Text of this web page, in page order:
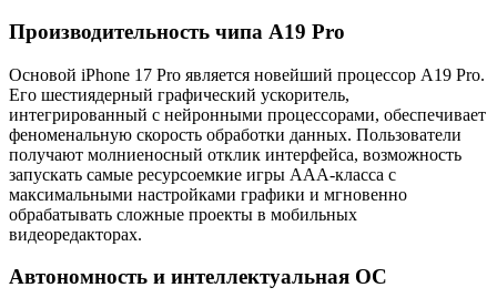
Производительность чипа A19 Pro
Основой iPhone 17 Pro является новейший процессор A19 Pro.
Его шестиядерный графический ускоритель,
интегрированный с нейронными процессорами, обеспечивает
феноменальную скорость обработки данных. Пользователи
получают молниеносный отклик интерфейса, возможность
запускать самые ресурсоемкие игры ААА-класса с
максимальными настройками графики и мгновенно
обрабатывать сложные проекты в мобильных
видеоредакторах.
Автономность и интеллектуальная ОС